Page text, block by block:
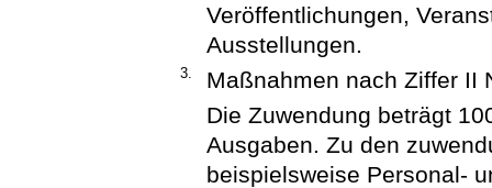
Veröffentlichungen,
Ausstellungen.
3.
Maßnahmen nach Ziffer II
Die Zuwendung beträgt
Ausgaben. Zu den
beispielsweise Personal-